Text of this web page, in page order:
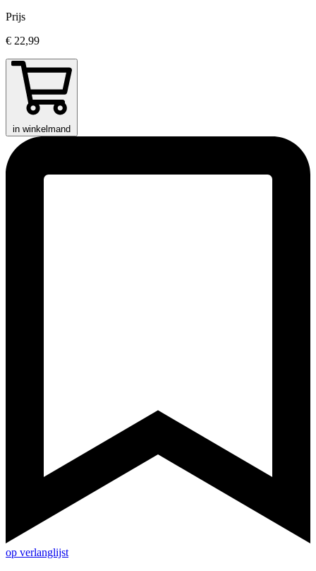
Prijs
€ 22,99
in winkelmand
op verlanglijst